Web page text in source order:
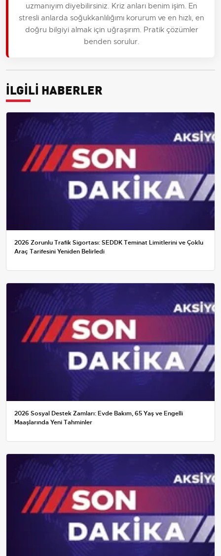
uzmanıyım diyebilirsiniz. Kriz anları benim işim. En
stresli anlarda soğukkanlılığımı korurum ve en hızlı, en
doğru bilgiyi almak için uğraşırım. Pratik çözümler
benden sorulur.
İLGİLİ HABERLER
2026 Zorunlu Trafik Sigortası: SEDDK Teminat Limitlerini ve Çoklu
Araç Tarifesini Yeniden Belirledi
2026 Sosyal Destek Zamları: Evde Bakım, 65 Yaş ve Engelli
Maaşlarında Yeni Tahminler